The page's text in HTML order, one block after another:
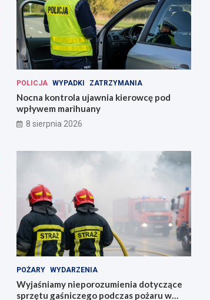
POLICJA WYPADKI ZATRZYMANIA
Nocna kontrola ujawnia kierowcę pod
wpływem marihuany
8 sierpnia 2026
POŻARY WYDARZENIA
Wyjaśniamy nieporozumienia dotyczące
sprzętu gaśniczego podczas pożaru w